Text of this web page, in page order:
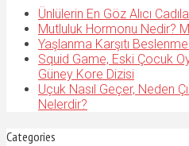
Ünlülerin En Göz Alıcı
Mutluluk Hormonu Nedir?
Yaşlanma Karşıtı
Squid Game, Eski Çocuk
Güney Kore Dizisi
Uçuk Nasıl Geçer, Neden
Nelerdir?
Categories